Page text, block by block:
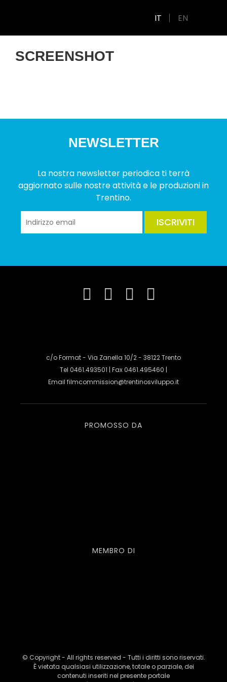
IT EN
SCREENSHOT
NEWSLETTER
La nostra newsletter periodica ti terrà
aggiornato sulle nostre attività e le produzioni in
Trentino.
ISCRIVITI
c/o Format - Via Zanella 10/2 - 38122 Trento
Tel 0461.493501 | Fax 0461.495460 |
Email filmcommission@trentinosviluppo.it
PROMOSSO DA
MEMBRO DI
© Copyright - All rights reserved - Tutti i diritti sono riservati.
È vietata qualsiasi utilizzazione, totale o parziale, dei
contenuti inseriti nel presente portale